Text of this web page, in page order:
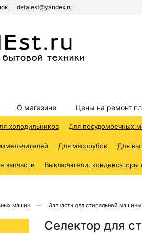
detalest@yandex.ru
О магазине Цены на ремонт
холодильников Для посудомоечных
Для мясорубок Для
запчасти Выключатели, конденсаторы
машин Запчасти для стиральной машины
Селектор для